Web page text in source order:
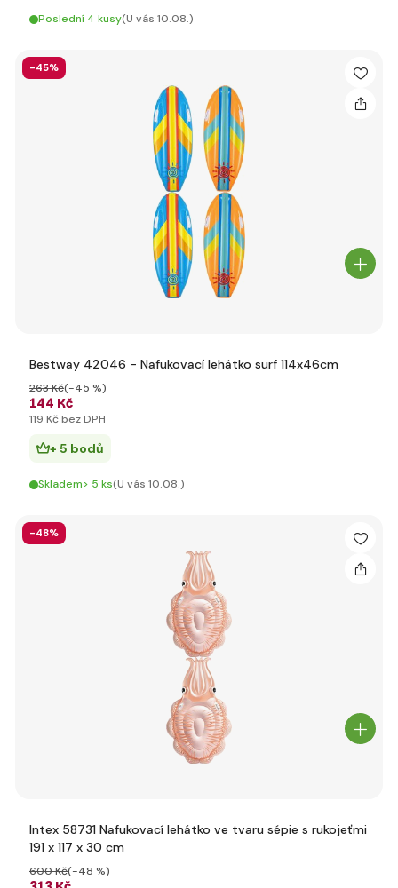
Poslední 4 kusy(U vás 10.08.)
-45%
Bestway 42046 - Nafukovací lehátko surf 114x46cm
144 Kč
263 Kč(-45 %)
119 Kč bez DPH
+ 5 bodů
Skladem> 5 ks(U vás 10.08.)
-48%
Intex 58731 Nafukovací lehátko ve tvaru sépie s rukojeťmi
191 x 117 x 30 cm
600 Kč(-48 %)